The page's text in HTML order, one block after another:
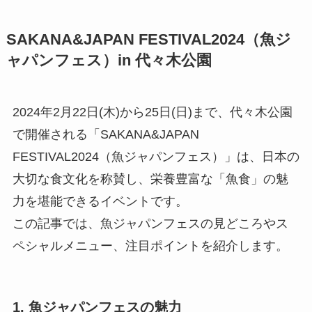
SAKANA&JAPAN FESTIVAL2024（魚ジ
ャパンフェス）in 代々木公園
2024年2月22日(木)から25日(日)まで、代々木公園
で開催される「SAKANA&JAPAN
FESTIVAL2024（魚ジャパンフェス）」は、日本の
大切な食文化を称賛し、栄養豊富な「魚食」の魅
力を堪能できるイベントです。
この記事では、魚ジャパンフェスの見どころやス
ペシャルメニュー、注目ポイントを紹介します。
1. 魚ジャパンフェスの魅力